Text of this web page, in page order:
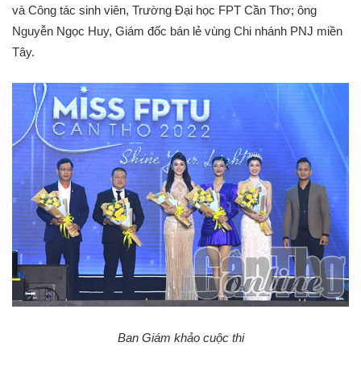
và Công tác sinh viên, Trường Đại học FPT Cần Thơ; ông
Nguyễn Ngọc Huy, Giám đốc bán lẻ vùng Chi nhánh PNJ miền
Tây.
Ban Giám khảo cuộc thi​